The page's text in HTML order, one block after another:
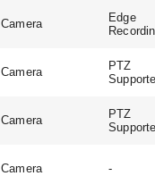
Camera
Edge
Camera
PTZ
Camera
PTZ
Camera -